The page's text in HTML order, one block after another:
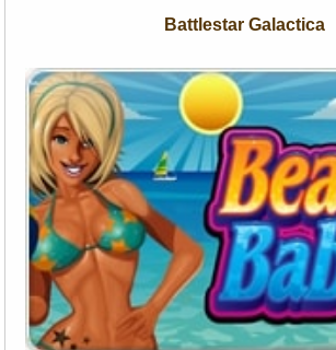
Battlestar Galactica